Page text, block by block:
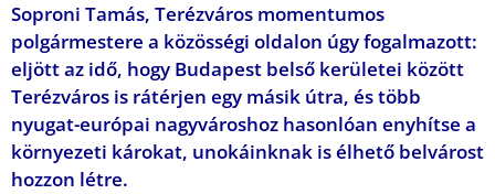
Soproni Tamás, Terézváros momentumos
polgármestere a közösségi oldalon úgy fogalmazott:
eljött az idő, hogy Budapest belső kerületei között
Terézváros is rátérjen egy másik útra, és több
nyugat-európai nagyvároshoz hasonlóan enyhítse a
környezeti károkat, unokáinknak is élhető belvárost
hozzon létre.